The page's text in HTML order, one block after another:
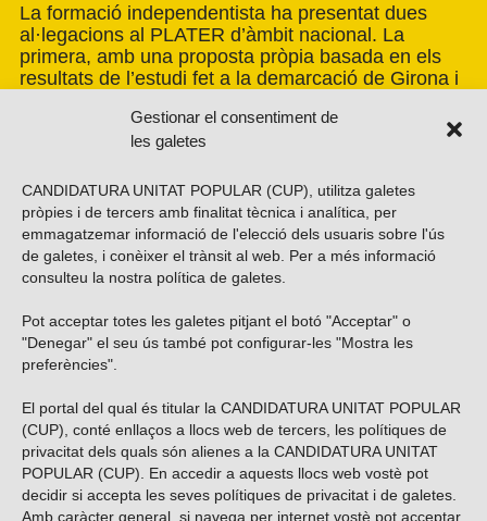
Gestionar el consentiment de
les galetes
CANDIDATURA UNITAT POPULAR (CUP), utilitza galetes
pròpies i de tercers amb finalitat tècnica i analítica, per
emmagatzemar informació de l'elecció dels usuaris sobre l'ús
de galetes, i conèixer el trànsit al web. Per a més informació
consulteu la nostra política de galetes
Pot acceptar totes les galetes pitjant el botó "Acceptar" o
"Denegar" el seu ús també pot configurar-les "Mostra les
preferències".
El portal del qual és titular la CANDIDATURA UNITAT POPULAR
(CUP), conté enllaços a llocs web de tercers, les polítiques de
privacitat dels quals són alienes a la CANDIDATURA UNITAT
POPULAR (CUP). En accedir a aquests llocs web vostè pot
decidir si accepta les seves polítiques de privacitat i de galetes.
Amb caràcter general, si navega per internet vostè pot acceptar
La formació independentista ha presentat dues
al·legacions al PLATER d’àmbit nacional. La
primera, amb una proposta pròpia basada en els
resultats de l’estudi fet a la demarcació de Girona i
país. La segona, impulsada per la Xarxa per una
Transició Energètica Justa, de caràcter més global.
Vols subscriure’t al nostre butlletí?
ENVIAR
Troba’ns a les xarxes socials